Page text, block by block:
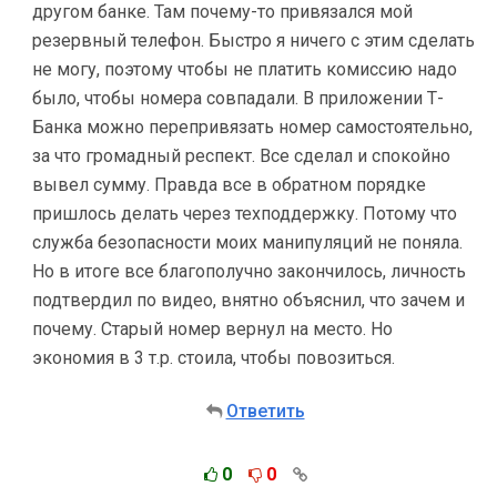
другом банке. Там почему-то привязался мой
резервный телефон. Быстро я ничего с этим сделать
не могу, поэтому чтобы не платить комиссию надо
было, чтобы номера совпадали. В приложении Т-
Банка можно перепривязать номер самостоятельно,
за что громадный респект. Все сделал и спокойно
вывел сумму. Правда все в обратном порядке
пришлось делать через техподдержку. Потому что
служба безопасности моих манипуляций не поняла.
Но в итоге все благополучно закончилось, личность
подтвердил по видео, внятно объяснил, что зачем и
почему. Старый номер вернул на место. Но
экономия в 3 т.р. стоила, чтобы повозиться.
Ответить
0 0